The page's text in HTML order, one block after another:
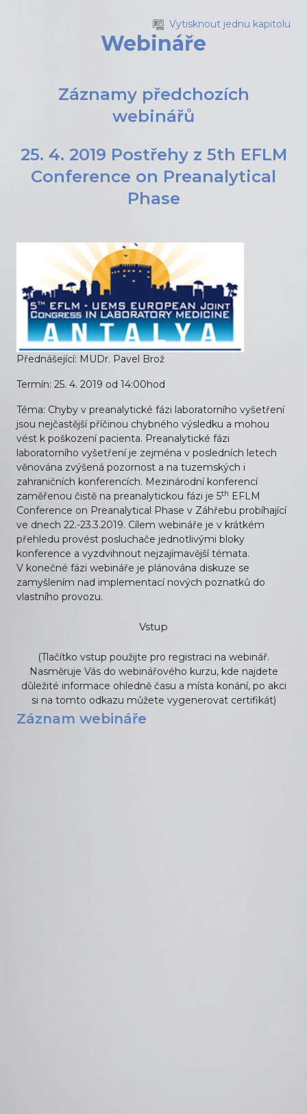
Vytisknout jednu kapitolu
Webináře
Záznamy předchozích
webinářů
25. 4. 2019 Postřehy z 5th EFLM
Conference on Preanalytical
Phase
Přednášející: MUDr. Pavel Brož
Termín: 25. 4. 2019 od 14:00hod
Téma: Chyby v preanalytické fázi laboratorního vyšetření
jsou nejčastější příčinou chybného výsledku a mohou
vést k poškození pacienta. Preanalytické fázi
laboratorního vyšetření je zejména v posledních letech
věnována zvýšená pozornost a na tuzemských i
zahraničních konferencích. Mezinárodní konferencí
zaměřenou čistě na preanalytickou fázi je 5th EFLM
Conference on Preanalytical Phase v Záhřebu probíhající
ve dnech 22.-23.3.2019. Cílem webináře je v krátkém
přehledu provést posluchače jednotlivými bloky
konference a vyzdvihnout nejzajímavější témata.
V konečné fázi webináře je plánována diskuze se
zamyšlením nad implementací nových poznatků do
vlastního provozu.
Vstup
(Tlačítko vstup použijte pro registraci na webinář.
Nasměruje Vás do webinářového kurzu, kde najdete
důležité informace ohledně času a místa konání, po akci
si na tomto odkazu můžete vygenerovat certifikát)
Záznam webináře